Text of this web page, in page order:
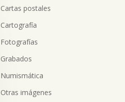
Cartas postales
Cartografía
Fotografías
Grabados
Numismática
Otras imágenes